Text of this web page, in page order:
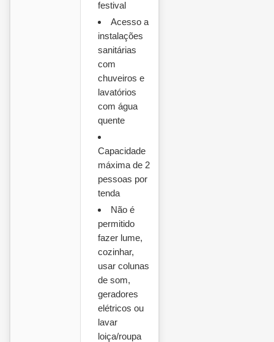
festival
Acesso a
instalações
sanitárias
com
chuveiros e
lavatórios
com água
quente
Capacidade
máxima de 2
pessoas por
tenda
Não é
permitido
fazer lume,
cozinhar,
usar colunas
de som,
geradores
elétricos ou
lavar
loiça/roupa